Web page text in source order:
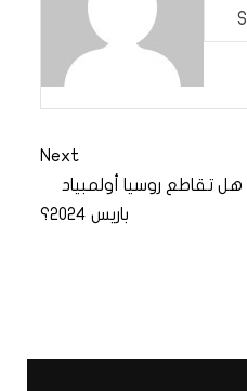
Next
هل تقاطع روسيا أولمبياد
باريس 2024؟